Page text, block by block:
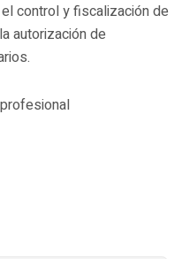
control y fiscalización de
autorización de